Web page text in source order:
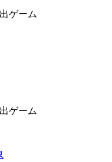
ゲーム
ゲーム